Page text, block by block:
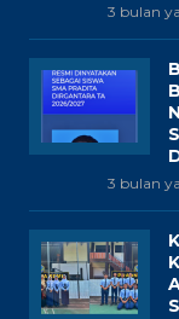
3 bulan
3 bulan